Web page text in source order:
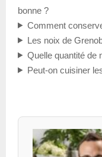
bonne ?
Comment
Les noix de
Quelle quantité de
Peut-on cuisiner